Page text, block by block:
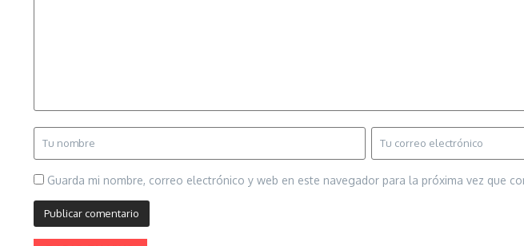
Guarda mi nombre, correo electrónico y web en este navegador para la próxima vez que